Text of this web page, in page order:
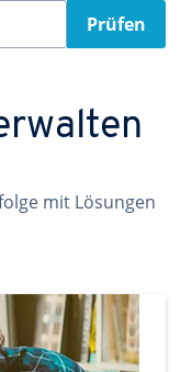
Prüfen
mit Lösungen